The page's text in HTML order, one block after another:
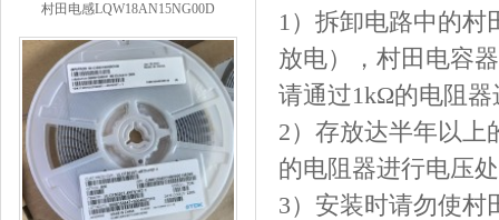
1）拆卸电路中的
放电），村田电容
请通过1kΩ的电阻器
2）存放达半年以
的电阻器进行电压
3）安装时请勿使村